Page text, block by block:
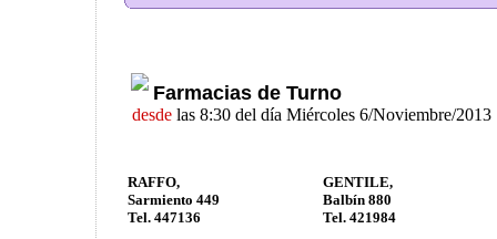
Farmacias de Turno
desde las 8:30 del día Miércoles 6/Noviembre/2013
RAFFO,
Sarmiento 449
Tel. 447136
GENTILE,
Balbín 880
Tel. 421984